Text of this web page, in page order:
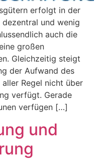
erfolgt in der
und wenig
auch die
großen
Gleichzeitig steigt
der Aufwand des
Regel nicht über
verfügt. Gerade
verfügen […]
und